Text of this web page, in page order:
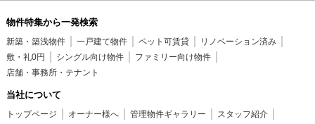
物件特集から一発検索
新築・築浅物件 一戸建て物件 ペット可賃貸
リノベーション済み
敷・礼0円
シングル向け物件
ファミリー向け物件
店舗・事務所・テナント
当社について
トップページ オーナー様へ 管理物件ギャラリー
スタッフ紹介